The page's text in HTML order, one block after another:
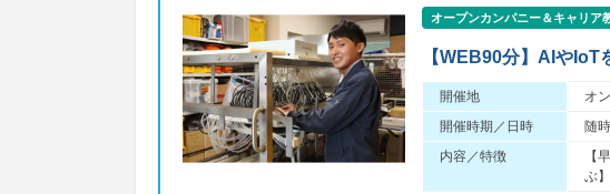
オープンカンパニー＆キャリア
【WEB90分】AIやIoT
開催地
オ
開催時期／日時
随
内容／特徴
【
ぶ】